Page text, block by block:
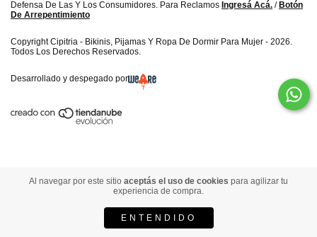
Al navegar por este sitio aceptás el uso de cookies para agilizar tu
experiencia de compra.
ENTENDIDO
Defensa De Las Y Los Consumidores. Para Reclamos Ingresá Acá. / Botón
De Arrepentimiento
Copyright Cipitria - Bikinis, Pijamas Y Ropa De Dormir Para Mujer - 2026.
Todos Los Derechos Reservados.
Desarrollado y despegado por